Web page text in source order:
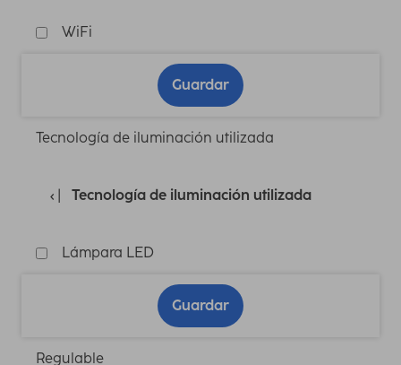
WiFi
Guardar
Tecnología de iluminación utilizada
Tecnología de iluminación utilizada
Lámpara LED
Guardar
Regulable